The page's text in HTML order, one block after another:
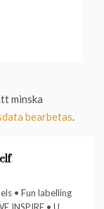
minska
bearbetas.
• Fun labelling